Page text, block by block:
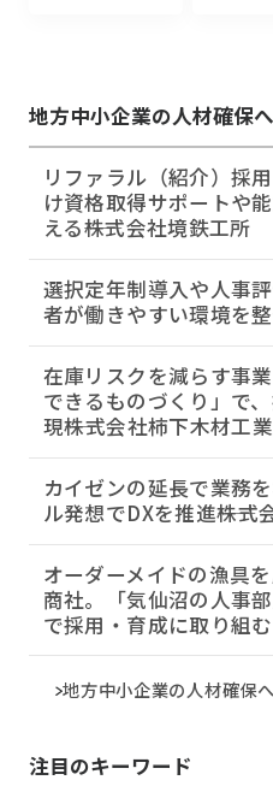
地方中小企業の人材確保
リファラル（紹介）採
け資格取得サポートや
える――株式会社境鉄工所
選択定年制導入や人事
者が働きやすい環境を整
在庫リスクを減らす事
できるものづくり」で
現――株式会社柿下木材工
カイゼンの延長で業務
ル発想でDXを推進――株
オーダーメイドの漁具
商社。「気仙沼の人事
で採用・育成に取り組む
地方中小企業の人材確保
注目のキーワード